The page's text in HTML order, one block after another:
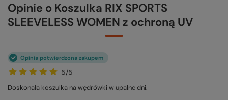
Opinie o Koszulka RIX SPORTS
SLEEVELESS WOMEN z ochroną UV
5/5
Opinia potwierdzona zakupem
Doskonała koszulka na wędrówki w upalne dni.